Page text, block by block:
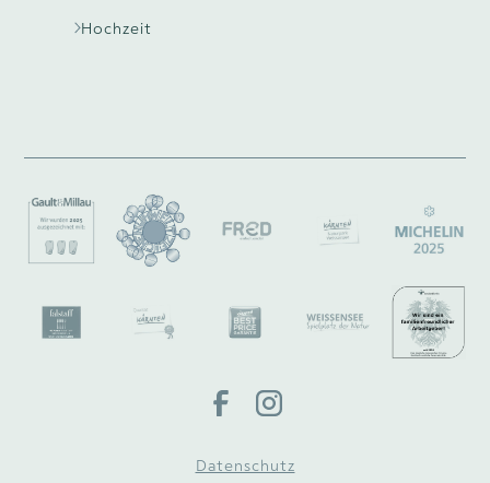
Hochzeit
Datenschutz